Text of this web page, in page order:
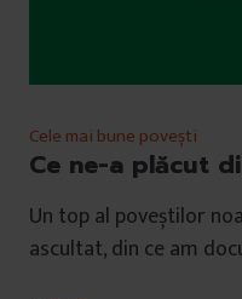
Cele mai bune povești
Ce ne-a plăcut
Un top al poveștilor
ascultat, din ce am